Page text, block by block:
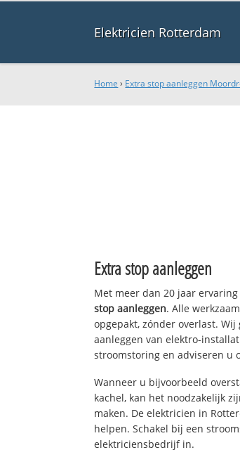
Elektricien Rotterdam
Home › Extra stop aanleggen
Extra stop aanleggen
Met meer dan 20 jaar
stop aanleggen. Alle
opgepakt, zónder overlast.
aanleggen van elektro-
stroomstoring en adviseren u
Wanneer u bijvoorbeeld
kachel, kan het noodzakelijk
maken. De elektricien in
helpen. Schakel bij een
elektriciensbedrijf in.